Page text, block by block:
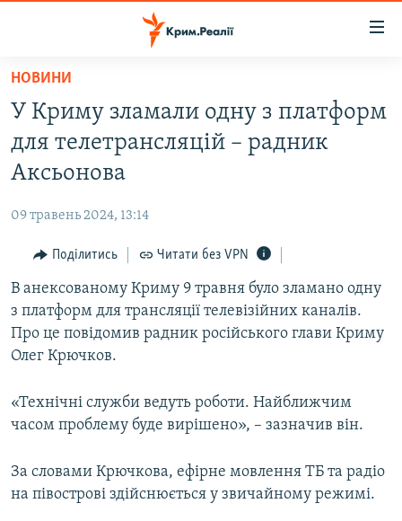
Перейти
основного
матеріалу
Перейти
до
основної
навігації
Перейти
пошуку
ВОДА.КРИМ
ВІДЕО ТА ФОТО
БЛОГИ
ПОГЛЯД
ІНТЕРВ'Ю
ВСЕ ЗА ДЕНЬ
СПЕЦПРОЕКТИ
ВІДЕОУРОКИ «ELIFBE»
УКРАЇНСЬКА ПРОБЛЕМА КРИМУ
Русский
Qırımtatar
НОВИНИ
У Криму зламали одну з платформ
для телетрансляцій – радник
Аксьонова
09 травень 2024, 13:14
Поділитись Читати без VPN
В анексованому Криму 9 травня було зламано одну
з платформ для трансляції телевізійних каналів.
Про це повідомив радник російського глави Криму
Олег Крючков.
«Технічні служби ведуть роботи. Найближчим
часом проблему буде вирішено», – зазначив він.
За словами Крючкова, ефірне мовлення ТБ та радіо
на півострові здійснюється у звичайному режимі.